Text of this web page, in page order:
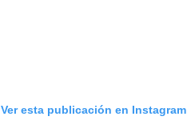
Ver esta publicación en Instagram